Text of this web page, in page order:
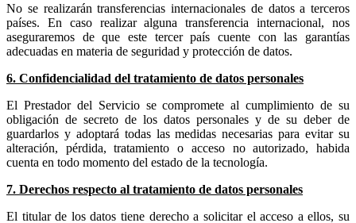
No se realizarán transferencias internacionales de datos a terceros
países. En caso realizar alguna transferencia internacional, nos
aseguraremos de que este tercer país cuente con las garantías
adecuadas en materia de seguridad y protección de datos.
6. Confidencialidad del tratamiento de datos personales
El Prestador del Servicio se compromete al cumplimiento de su
obligación de secreto de los datos personales y de su deber de
guardarlos y adoptará todas las medidas necesarias para evitar su
alteración, pérdida, tratamiento o acceso no autorizado, habida
cuenta en todo momento del estado de la tecnología.
7. Derechos respecto al tratamiento de datos personales
El titular de los datos tiene derecho a solicitar el acceso a ellos, su